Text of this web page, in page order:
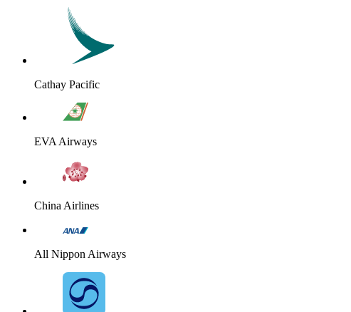
Cathay Pacific
EVA Airways
China Airlines
All Nippon Airways